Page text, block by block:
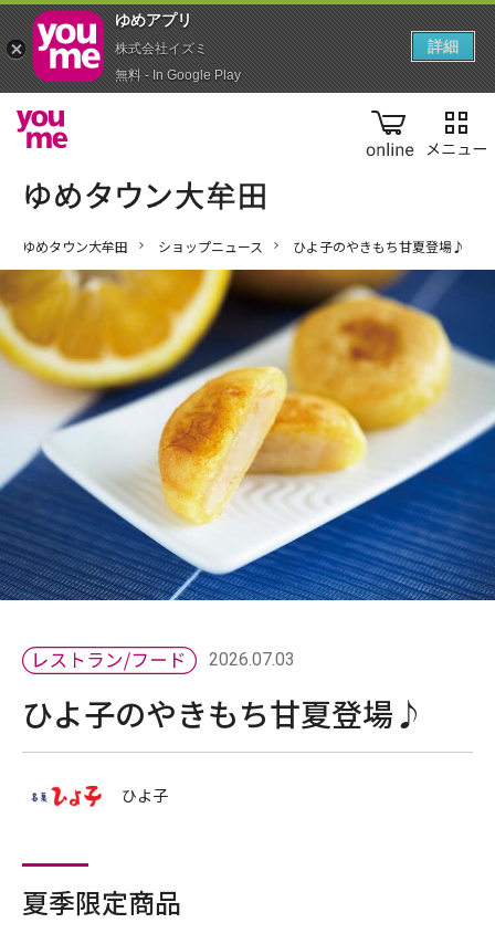
online
ゆめタウン大牟田 ショップニュース ひよ子のやきもち甘夏登場♪
2026.07.03
ひよ子のやきもち甘夏登場♪
ひよ子
夏季限定商品
ゆめアプ‪リ‬
株式会社イズミ
無料 - In Google Play
詳細